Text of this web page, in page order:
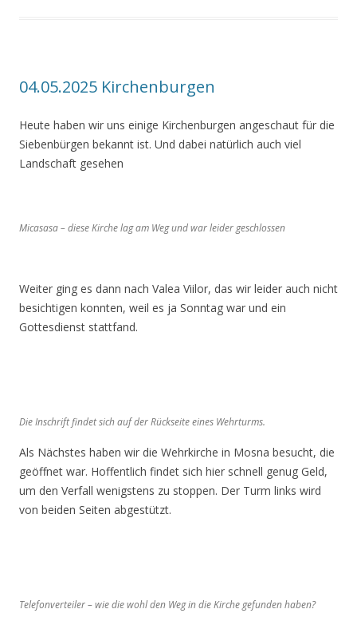
04.05.2025 Kirchenburgen
Heute haben wir uns einige Kirchenburgen angeschaut für die
Siebenbürgen bekannt ist. Und dabei natürlich auch viel
Landschaft gesehen
Micasasa – diese Kirche lag am Weg und war leider geschlossen
Weiter ging es dann nach Valea Viilor, das wir leider auch nicht
besichtigen konnten, weil es ja Sonntag war und ein
Gottesdienst stattfand.
Die Inschrift findet sich auf der Rückseite eines Wehrturms.
Als Nächstes haben wir die Wehrkirche in Mosna besucht, die
geöffnet war. Hoffentlich findet sich hier schnell genug Geld,
um den Verfall wenigstens zu stoppen. Der Turm links wird
von beiden Seiten abgestützt.
Telefonverteiler – wie die wohl den Weg in die Kirche gefunden haben?